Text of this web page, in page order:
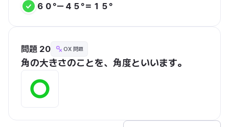
６０°ー４５°＝１５°
問題 20 OX 問題
角の大きさのことを、角度といいます。